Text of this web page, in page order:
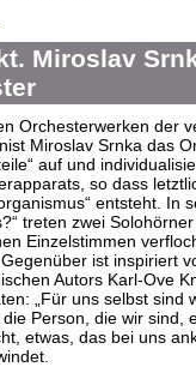
Miroslav
Orchesterwerken der
Miroslav Srnka das
auf und
so dass
entsteht. In
treten zwei
Einzelstimmen
ist inspiriert
Autors Karl-Ove
„Für uns selbst sind
Person, die wir sind,
etwas, das bei uns